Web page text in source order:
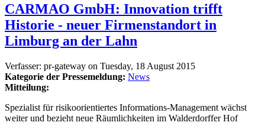
CARMAO GmbH: Innovation trifft
Historie - neuer Firmenstandort in
Limburg an der Lahn
Verfasser: pr-gateway on Tuesday, 18 August 2015
Kategorie der Pressemeldung: News
Mitteilung:
Spezialist für risikoorientiertes Informations-Management wächst
weiter und bezieht neue Räumlichkeiten im Walderdorffer Hof